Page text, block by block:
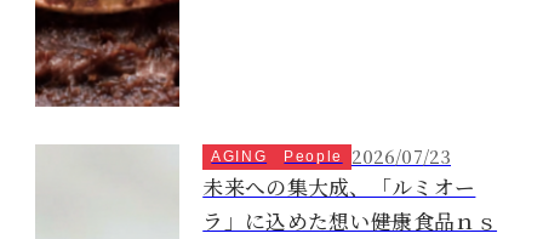
AGING People 2026/07/23
未来への集大成、「ルミオー
ラ」に込めた想い――健康食品ｎｓ